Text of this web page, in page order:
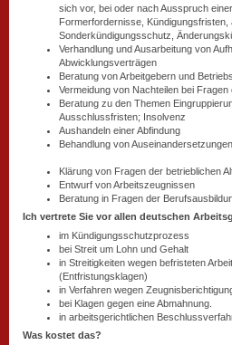
sich vor, bei oder nach Ausspruch
Formerfordernisse, Kündigungsfristen,
Sonderkündigungsschutz,
Verhandlung und Ausarbeitung von
Abwicklungsverträgen
Beratung von Arbeitgebern und
Vermeidung von Nachteilen bei
Beratung zu den Themen
Ausschlussfristen; Insolvenz
Aushandeln einer Abfindung
Behandlung von
Klärung von Fragen der betrieblichen
Entwurf von Arbeitszeugnissen
Beratung in Fragen der
Ich vertrete Sie vor allen deutschen
im Kündigungsschutzprozess
bei Streit um Lohn und Gehalt
in Streitigkeiten wegen befristeten
(Entfristungsklagen)
in Verfahren wegen
bei Klagen gegen eine Abmahnung.
in arbeitsgerichtlichen
Was kostet das?